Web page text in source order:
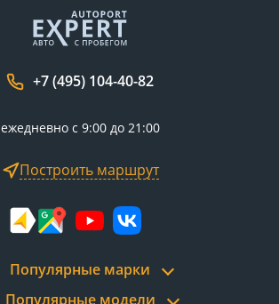
+7 (495) 104-40-82
ежедневно с 9:00 до 21:00
Построить маршрут
Популярные марки
Популярные модели